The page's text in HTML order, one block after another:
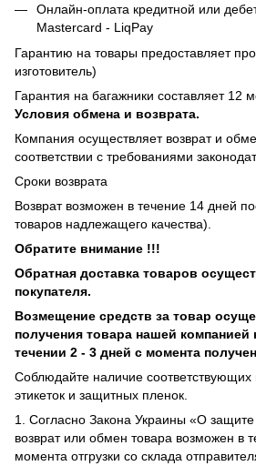
Онлайн-оплата кредитной или
Mastercard - LiqPay
Гарантию на товары предоставляет
изготовитель)
Гарантия на багажники составляет 12
Условия обмена и возврата.
Компания осуществляет возврат и
соответствии с требованиями
Сроки возврата
Возврат возможен в течение 14 дней
товаров надлежащего качества).
Обратите внимание !!!
Обратная доставка товаров
покупателя.
Возмещение средств за товар
получения товара нашей компанией
течении 2 - 3 дней с момента
Соблюдайте наличие
этикеток и защитных пленок.
1. Согласно Закона Украины «О
возврат или обмен товара возможен в
момента отгрузки со склада